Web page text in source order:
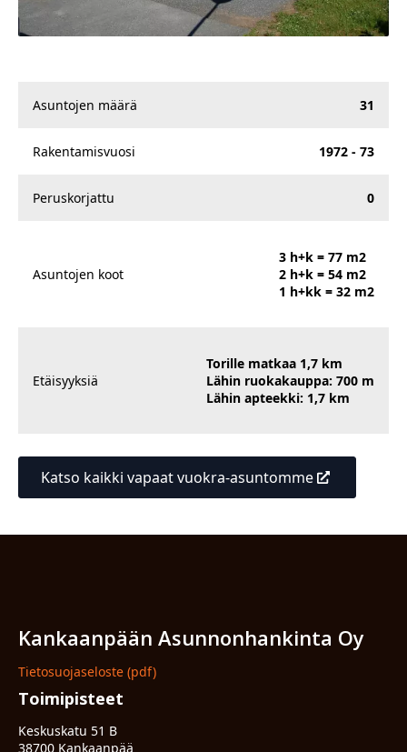
Asuntojen määrä 31
Rakentamisvuosi 1972 - 73
Peruskorjattu 0
Asuntojen koot
3 h+k = 77 m2
2 h+k = 54 m2
1 h+kk = 32 m2
Etäisyyksiä
Torille matkaa 1,7 km
Lähin ruokakauppa: 700 m
Lähin apteekki: 1,7 km
Katso kaikki vapaat vuokra-asuntomme
Kankaanpään Asunnonhankinta Oy
Tietosuojaseloste (pdf)
Toimipisteet
Keskuskatu 51 B
38700 Kankaanpää